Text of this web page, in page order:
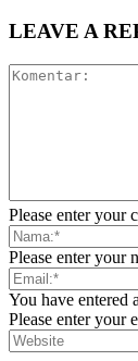
LEAVE A
Please enter your
Please enter your
You have entered
Please enter your